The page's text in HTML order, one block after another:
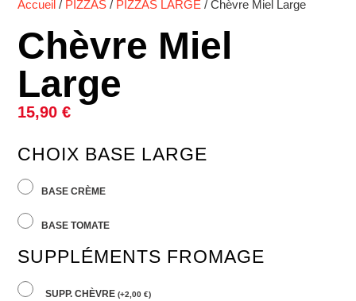
Accueil / PIZZAS / PIZZAS LARGE / Chèvre Miel Large
Chèvre Miel
Large
15,90€
CHOIX BASE LARGE
BASE CRÈME
BASE TOMATE
SUPPLÉMENTS FROMAGE
SUPP. CHÈVRE(+2,00€)